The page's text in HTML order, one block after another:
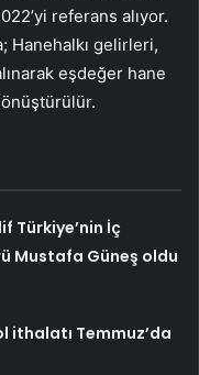
referans alıyor.
Hanehalkı gelirleri,
eşdeğer hane
Türkiye’nin İç
Mustafa Güneş oldu
ithalatı Temmuz’da